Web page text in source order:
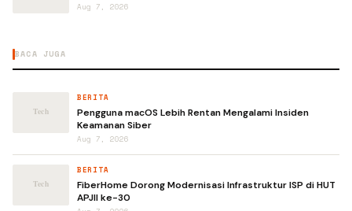
Aug 7, 2026
BACA JUGA
BERITA
Pengguna macOS Lebih Rentan Mengalami Insiden
Keamanan Siber
Aug 7, 2026
BERITA
FiberHome Dorong Modernisasi Infrastruktur ISP di HUT
APJII ke-30